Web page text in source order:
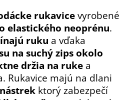
rukavice vyrobené
elastického neoprénu.
ruku a vďaka
na suchý zips okolo
držia na ruke a
Rukavice majú na dlani
ktorý zabezpečí